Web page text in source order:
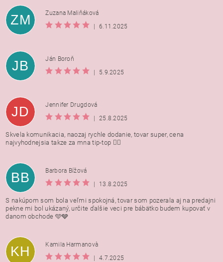
ZM
Zuzana Maliňáková
|
6.11.2025
JB
Ján Boroň
|
5.9.2025
JD
Jennifer Drugdová
|
25.8.2025
Skvela komunikacia, naozaj rychle dodanie, tovar super, cena
najvyhodnejsia takze za mna tip-top 👍🏻
BB
Barbora Bížová
|
13.8.2025
S nakúpom som bola veľmi spokojná, tovar som pozerala aj na predajni
pekne mi bol ukázaný, určite ďalšie veci pre bábätko budem kupovať v
danom obchode 🩵🩶
KH
Kamila Harmanovà
|
4.7.2025